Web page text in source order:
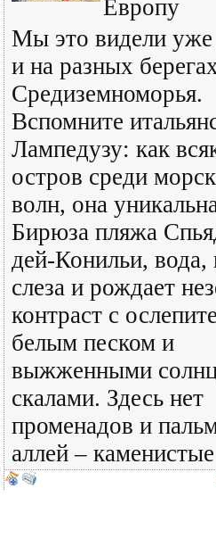
Европу
Мы это видели уже
и на разных
Средиземноморья.
Вспомните
Лампедузу: как
остров среди
волн, она
Бирюза пляжа
дей-Конильи, вода,
слеза и рождает
контраст с
белым песком и
выжженными
скалами. Здесь нет
променадов и
аллей –